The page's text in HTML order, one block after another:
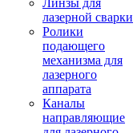
Линзы для
лазерной сварки
Ролики
подающего
механизма для
лазерного
аппарата
Каналы
направляющие